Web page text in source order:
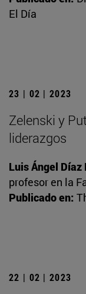
El Día
23 | 02 | 2023
Zelenski y
liderazgos
Luis Ángel Díaz
profesor en la
Publicado en:
22 | 02 | 2023